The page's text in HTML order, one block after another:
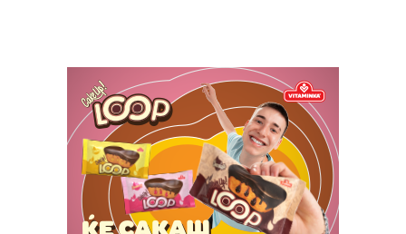
ИЗБЕРЕТЕ ПЛАН
Full member access:
Etiam est nibh, lobortis sit
Praesent euismod ac
Ut mollis pellentesque tortor